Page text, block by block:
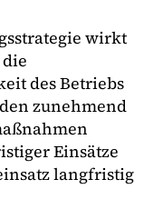
wirkt
des Betriebs
zunehmend
Einsätze
langfristig